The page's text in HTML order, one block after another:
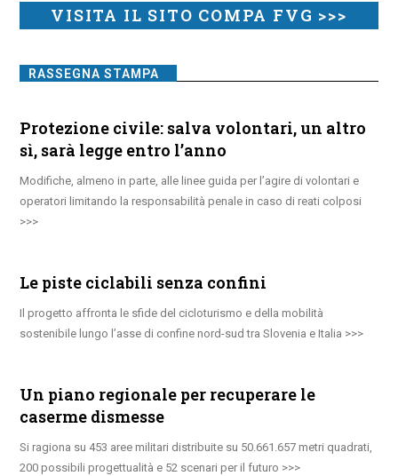
VISITA IL SITO COMPA FVG >>>
RASSEGNA STAMPA
Protezione civile: salva volontari, un altro
sì, sarà legge entro l’anno
Modifiche, almeno in parte, alle linee guida per l’agire di volontari e
operatori limitando la responsabilità penale in caso di reati colposi
Le piste ciclabili senza confini
Il progetto affronta le sfide del cicloturismo e della mobilità
sostenibile lungo l’asse di confine nord-sud tra Slovenia e Italia
Un piano regionale per recuperare le
caserme dismesse
Si ragiona su 453 aree militari distribuite su 50.661.657 metri quadrati,
200 possibili progettualità e 52 scenari per il futuro